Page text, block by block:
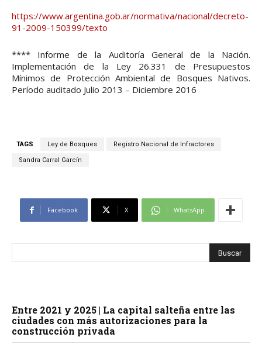
https://www.argentina.gob.ar/normativa/nacional/decreto-
91-2009-150399/texto
**** Informe de la Auditoría General de la Nación.
Implementación de la Ley 26.331 de Presupuestos
Mínimos de Protección Ambiental de Bosques Nativos.
Período auditado Julio 2013 – Diciembre 2016
TAGS Ley de Bosques Registro Nacional de Infractores
Sandra Carral Garcín
Facebook X WhatsApp
Entre 2021 y 2025 | La capital salteña entre las
ciudades con más autorizaciones para la
construcción privada